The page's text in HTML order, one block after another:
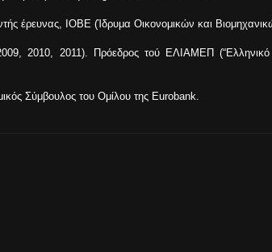
έρευνας, ΙΟΒΕ (Ίδρυμα Οικονομικών και
2010, 2011). Πρόεδρος τού ΕΛΙΑΜΕΠ
Σύμβουλος του Ομίλου της Eurobank.